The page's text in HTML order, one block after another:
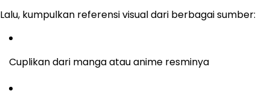
Lalu, kumpulkan referensi visual dari berbagai sumber:
Cuplikan dari manga atau anime resminya